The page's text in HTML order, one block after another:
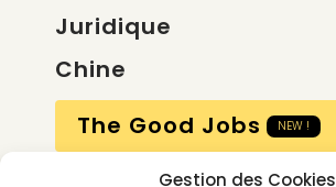
Gestion des Cookies
Juridique
Chine
The Good Jobs
NEW !